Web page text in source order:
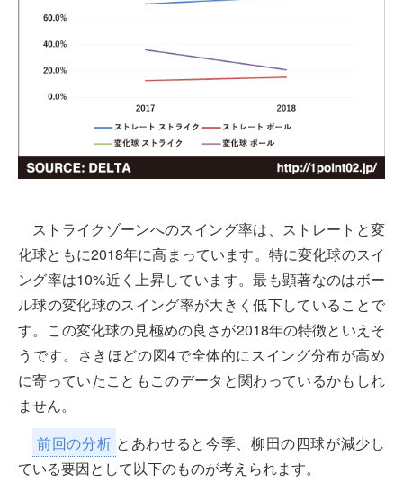
ストライクゾーンへのスイング率は、ストレートと変
化球ともに2018年に高まっています。特に変化球のスイ
ング率は10%近く上昇しています。最も顕著なのはボー
ル球の変化球のスイング率が大きく低下していることで
す。この変化球の見極めの良さが2018年の特徴といえそ
うです。さきほどの図4で全体的にスイング分布が高め
に寄っていたこともこのデータと関わっているかもしれ
ません。
前回の分析 とあわせると今季、柳田の四球が減少し
ている要因として以下のものが考えられます。